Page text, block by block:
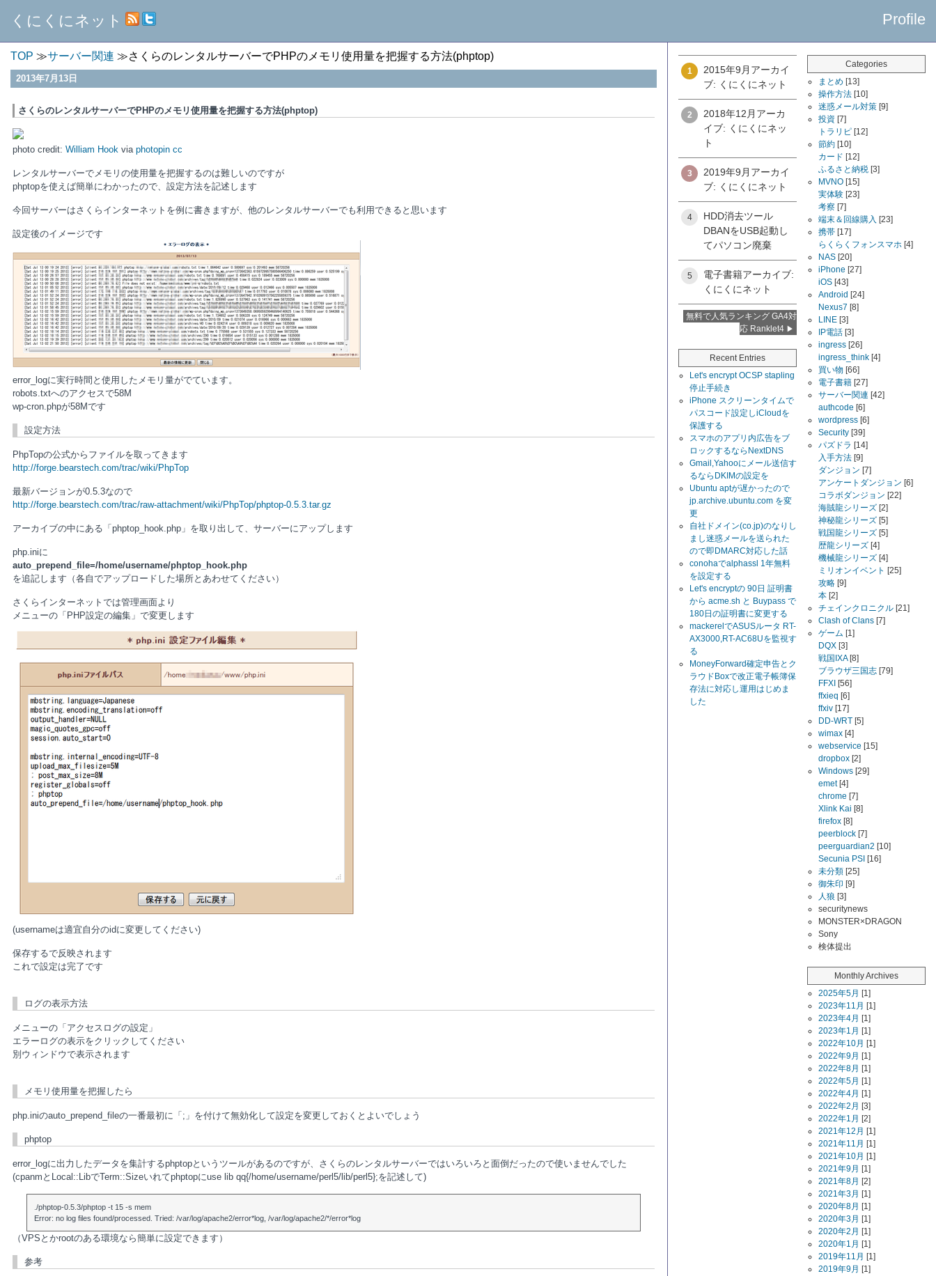
くにくにネット Profile
TOP サーバー関連 さくらのレンタルサーバーでPHPのメモリ使用量を把握する方法(phptop)
2013年7月13日
さくらのレンタルサーバーでPHPのメモリ使用量を把握する方法(phptop)
photo credit: William Hook via photopin cc
レンタルサーバーでメモリの使用量を把握するのは難しいのですが
phptopを使えば簡単にわかったので、設定方法を記述します
今回サーバーはさくらインターネットを例に書きますが、他のレンタルサーバーでも利用できると思います
設定後のイメージです
error_logに実行時間と使用したメモリ量がでています。
robots.txtへのアクセスで58M
wp-cron.phpが58Mです
設定方法
PhpTopの公式からファイルを取ってきます
http://forge.bearstech.com/trac/wiki/PhpTop
最新バージョンが0.5.3なので
http://forge.bearstech.com/trac/raw-attachment/wiki/PhpTop/phptop-0.5.3.tar.gz
アーカイブの中にある「phptop_hook.php」を取り出して、サーバーにアップします
php.iniに
auto_prepend_file=/home/username/phptop_hook.php
を追記します（各自でアップロードした場所とあわせてください）
さくらインターネットでは管理画面より
メニューの「PHP設定の編集」で変更します
(usernameは適宜自分のidに変更してください)
保存するで反映されます
これで設定は完了です
ログの表示方法
メニューの「アクセスログの設定」
エラーログの表示をクリックしてください
別ウィンドウで表示されます
メモリ使用量を把握したら
php.iniのauto_prepend_fileの一番最初に「;」を付けて無効化して設定を変更しておくとよいでしょう
phptop
error_logに出力したデータを集計するphptopというツールがあるのですが、さくらのレンタルサーバーではいろいろと面倒だったので使いませんでした
(cpanmとLocal::LibでTerm::Sizeいれてphptopにuse lib qq{/home/username/perl5/lib/perl5};を記述して)
./phptop-0.5.3/phptop -t 15 -s mem
Error: no log files found/processed. Tried: /var/log/apache2/error*log, /var/log/apache2/*/error*log
（VPSとかrootのある環境なら簡単に設定できます）
参考
1
2015年9月アーカイ
ブ: くにくにネット
2
2018年12月アーカ
イブ: くにくにネッ
ト
3
2019年9月アーカイ
ブ: くにくにネット
4
HDD消去ツール
DBANをUSB起動し
てパソコン廃棄
5
電子書籍アーカイブ:
くにくにネット
無料で人気ランキング GA4対
応 Ranklet4
Recent Entries
Let's encrypt OCSP stapling
停止手続き
iPhone スクリーンタイムで
パスコード設定しiCloudを
保護する
スマホのアプリ内広告をブ
ロックするならNextDNS
Gmail,Yahooにメール送信す
るならDKIMの設定を
Ubuntu aptが遅かったので
jp.archive.ubuntu.com を変
更
自社ドメイン(co.jp)のなりし
まし迷惑メールを送られた
ので即DMARC対応した話
conohaでalphassl 1年無料
を設定する
Let's encryptの 90日 証明書
から acme.sh と Buypass で
180日の証明書に変更する
mackerelでASUSルータ RT-
AX3000,RT-AC68Uを監視す
る
MoneyForward確定申告とク
ラウドBoxで改正電子帳簿保
存法に対応し運用はじめま
した
Categories
まとめ [13]
操作方法 [10]
迷惑メール対策 [9]
投資 [7]
トラリピ [12]
節約 [10]
カード [12]
ふるさと納税 [3]
MVNO [15]
実体験 [23]
考察 [7]
端末＆回線購入 [23]
携帯 [17]
らくらくフォンスマホ [4]
NAS [20]
iPhone [27]
iOS [43]
Android [24]
Nexus7 [8]
LINE [3]
IP電話 [3]
ingress [26]
ingress_think [4]
買い物 [66]
電子書籍 [27]
サーバー関連 [42]
authcode [6]
wordpress [6]
Security [39]
パズドラ [14]
入手方法 [9]
ダンジョン [7]
アンケートダンジョン [6]
コラボダンジョン [22]
海賊龍シリーズ [2]
神秘龍シリーズ [5]
戦国龍シリーズ [5]
歴龍シリーズ [4]
機械龍シリーズ [4]
ミリオンイベント [25]
攻略 [9]
本 [2]
チェインクロニクル [21]
Clash of Clans [7]
ゲーム [1]
DQX [3]
戦国IXA[8]
ブラウザ三国志 [79]
FFXI [56]
ffxieq [6]
ffxiv [17]
DD-WRT [5]
wimax [4]
webservice [15]
dropbox [2]
Windows [29]
emet[4]
chrome [7]
Xlink Kai [8]
firefox [8]
peerblock [7]
peerguardian2 [10]
Secunia PSI [16]
未分類 [25]
御朱印 [9]
人狼 [3]
securitynews
MONSTER×DRAGON
Sony
検体提出
Monthly Archives
2025年5月 [1]
2023年11月 [1]
2023年4月 [1]
2023年1月 [1]
2022年10月 [1]
2022年9月 [1]
2022年8月 [1]
2022年5月 [1]
2022年4月 [1]
2022年2月 [3]
2022年1月 [2]
2021年12月 [1]
2021年11月 [1]
2021年10月 [1]
2021年9月 [1]
2021年8月 [2]
2021年3月 [1]
2020年8月 [1]
2020年3月 [1]
2020年2月 [1]
2020年1月 [1]
2019年11月 [1]
2019年9月 [1]